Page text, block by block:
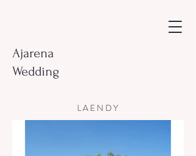
Ajarena
Wedding
LAENDY